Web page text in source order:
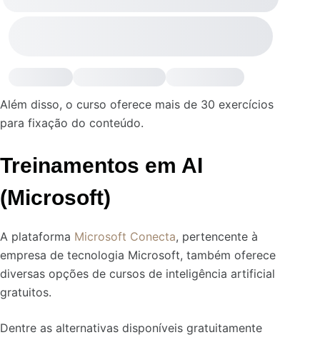
Além disso, o curso oferece mais de 30 exercícios
para fixação do conteúdo.
Treinamentos em AI
(Microsoft)
A plataforma Microsoft Conecta, pertencente à
empresa de tecnologia Microsoft, também oferece
diversas opções de cursos de inteligência artificial
gratuitos.
Dentre as alternativas disponíveis gratuitamente